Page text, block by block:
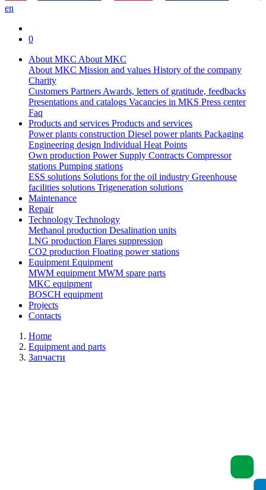
en
0
About MKC About MKC
About MKC Mission and values History of the company
Charity
Customers PartnersAwards, letters of gratitude, feedbacks
Presentations and catalogs Vacancies in MKS Press center
Faq
Products and services Products and services
Power plants construction Diesel power plants Packaging
Engineering design Individual Heat Points
Own production Power Supply Contracts Compressor
stations Pumping stations
ESS solutions Solutions for the oil industry Greenhouse
facilities solutions Trigeneration solutions
Maintenance
Repair
Technology Technology
Methanol production Desalination units
LNG production Flares suppression
СО2 production Floating power stations
EquipmentEquipment
MWM equipmentMWM spare parts
MKC equipment
BOSCH equipment
Projects
Contacts
Home
Equipment and parts
Запчасти